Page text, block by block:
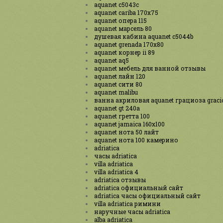
aquanet c5043c
aquanet cariba 170x75
aquanet опера 115
aquanet марсель 80
душевая кабина aquanet c5044b
aquanet grenada 170x80
aquanet корнер ii 89
aquanet aq5
aquanet мебель для ванной отзывы
aquanet лайн 120
aquanet сити 80
aquanet malibu
ванна акриловая aquanet грациоза
aquanet gt 240a
aquanet гретта 100
aquanet jamaica 160x100
aquanet нота 50 лайт
aquanet нота 100 камерино
adriatica
часы adriatica
villa adriatica
villa adriatica 4
adriatica отзывы
adriatica официальный сайт
adriatica часы официальный сайт
villa adriatica римини
наручные часы adriatica
alba adriatica